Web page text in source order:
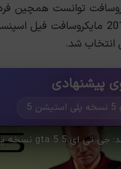
توانست همچین
در مارس 2014 مایکروسافت فیل
شد.
پیشنهادی